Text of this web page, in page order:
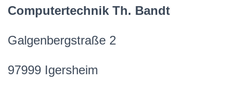
Computertechnik Th. Bandt
Galgenbergstraße 2
97999 Igersheim